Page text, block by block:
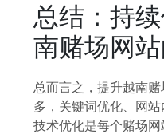
总结：持
南赌场网
总而言之，提升越南
多，关键词优化、网
技术优化是每个赌场